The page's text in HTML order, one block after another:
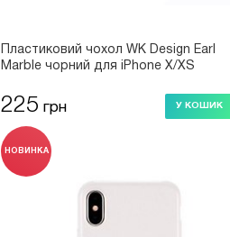
Пластиковий чохол WK Design Earl
Marble чорний для iPhone X/XS
225 грн У КОШИК
НОВИНКА